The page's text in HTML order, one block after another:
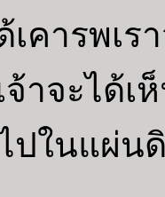
เคารพเ
จ้าจะได้
ปในแผ่น